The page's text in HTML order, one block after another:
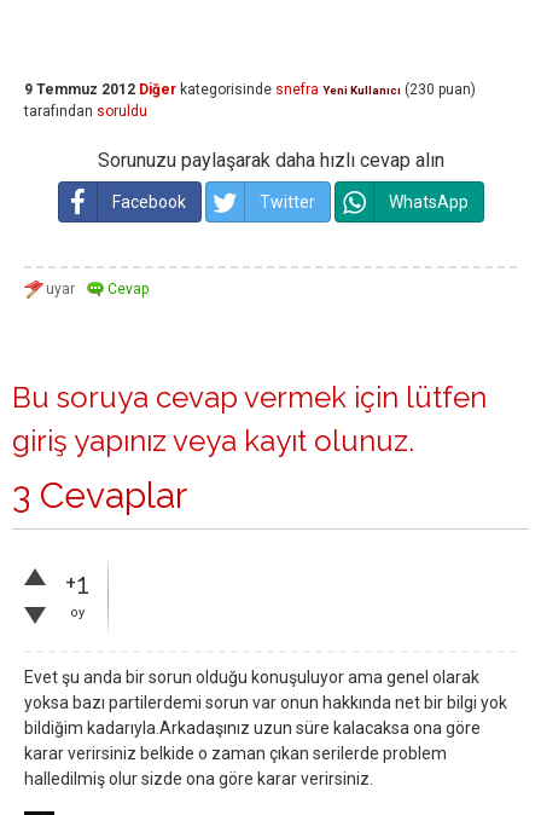
9 Temmuz 2012 Diğer kategorisinde snefra Yeni Kullanıcı (230 puan)
tarafından soruldu
Sorunuzu paylaşarak daha hızlı cevap alın
Facebook Twitter WhatsApp
Bu soruya cevap vermek için lütfen
giriş yapınız veya kayıt olunuz.
3 Cevaplar
+1
oy
Evet şu anda bir sorun olduğu konuşuluyor ama genel olarak
yoksa bazı partilerdemi sorun var onun hakkında net bir bilgi yok
bildiğim kadarıyla.Arkadaşınız uzun süre kalacaksa ona göre
karar verirsiniz belkide o zaman çıkan serilerde problem
halledilmiş olur sizde ona göre karar verirsiniz.